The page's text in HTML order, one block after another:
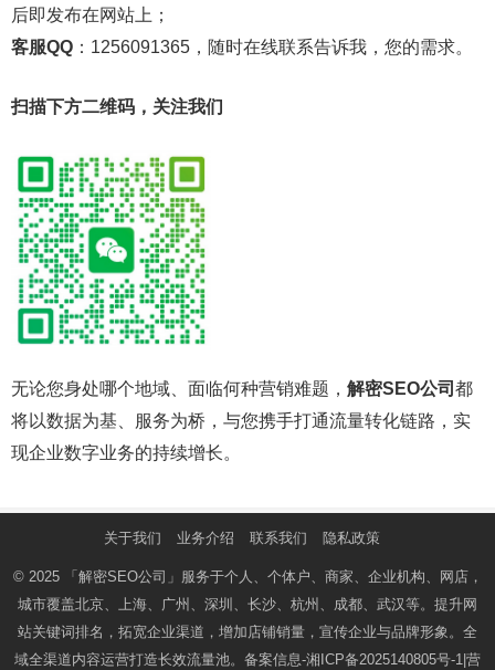
后即发布在网站上；
客服QQ ：1256091365，随时在线联系告诉我，您的需求。
扫描下方二维码，关注我们
无论您身处哪个地域、面临何种营销难题， 解密SEO公司 都
将以数据为基、服务为桥，与您携手打通流量转化链路，实
现企业数字业务的持续增长。
关于我们 业务介绍 联系我们 隐私政策
© 2025 「解密SEO公司」 服务于个人、个体户、商家、企业机构、网店，
城市覆盖北京、上海、广州、深圳、长沙、杭州、成都、武汉等。提升网
站关键词排名，拓宽企业渠道，增加店铺销量，宣传企业与品牌形象。全
域全渠道内容运营打造长效流量池。备案信息-湘ICP备2025140805号-1 |营